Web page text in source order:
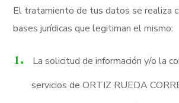
El tratamiento de tus datos se realiza
bases jurídicas que legitiman el mismo:
La solicitud de información y/o la
servicios de ORTIZ RUEDA